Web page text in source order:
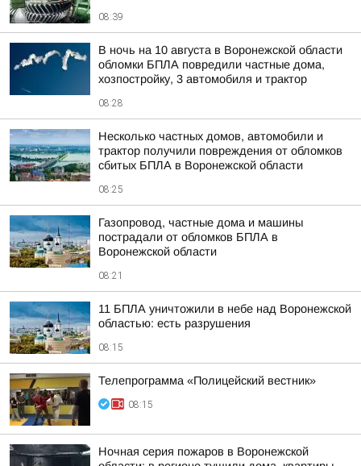
08:39
В ночь на 10 августа в Воронежской области
обломки БПЛА повредили частные дома,
хозпостройку, 3 автомобиля и трактор
08:28
Несколько частных домов, автомобили и
трактор получили повреждения от обломков
сбитых БПЛА в Воронежской области
08:25
Газопровод, частные дома и машины
пострадали от обломков БПЛА в
Воронежской области
08:21
11 БПЛА уничтожили в небе над Воронежской
областью: есть разрушения
08:15
Телепрограмма «Полицейский вестник»
08:15
Ночная серия пожаров в Воронежской